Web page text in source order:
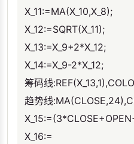
X_11:=MA(X_10,X_8);
X_12:=SQRT(X_11);
X_13:=X_9+2*X_12;
X_14:=X_9-2*X_12;
筹码线
趋势线
X_16:=